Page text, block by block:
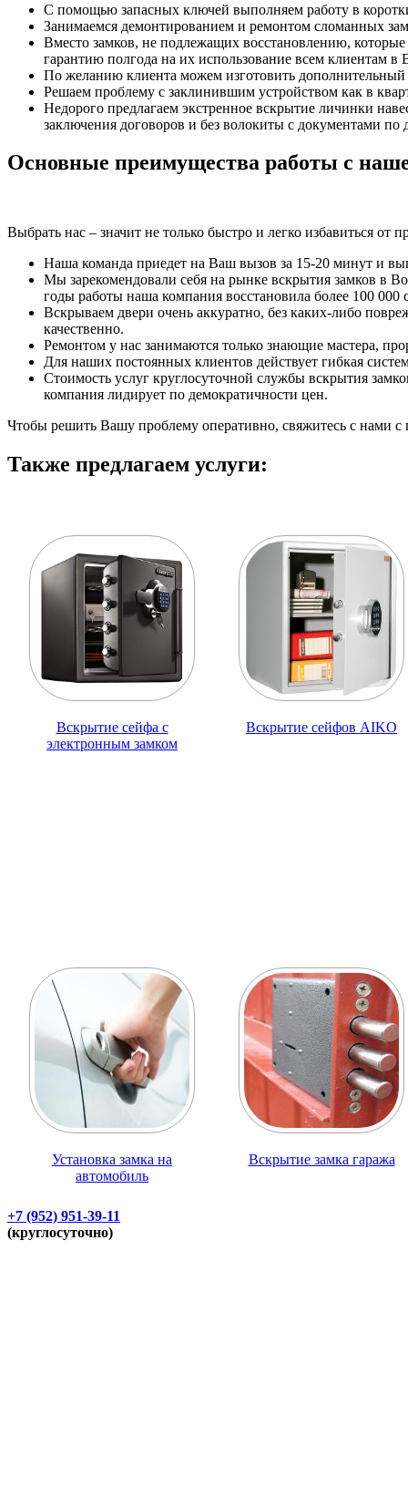
С помощью запасных ключей выполняем работу в
Занимаемся демонтированием и ремонтом сломанных
Вместо замков, не подлежащих восстановлению,
гарантию полгода на их использование всем клиентам в
По желанию клиента можем изготовить
Решаем проблему с заклинившим устройством как в
Недорого предлагаем экстренное вскрытие личинки
заключения договоров и без волокиты с документами по
Основные преимущества работы с
Выбрать нас – значит не только быстро и легко избавиться
Наша команда приедет на Ваш вызов за 15-20 минут и
Мы зарекомендовали себя на рынке вскрытия замков в
годы работы наша компания восстановила более 100
Вскрываем двери очень аккуратно, без каких-либо
качественно.
Ремонтом у нас занимаются только знающие мастера,
Для наших постоянных клиентов действует гибкая
Стоимость услуг круглосуточной службы вскрытия
компания лидирует по демократичности цен.
Чтобы решить Вашу проблему оперативно, свяжитесь с нами
Также предлагаем услуги:
Вскрытие сейфа с
электронным замком
Вскрытие сейфов AIKO
Установка замка на
автомобиль
Вскрытие замка гаража
+7 (952) 951-39-11
(круглосуточно)